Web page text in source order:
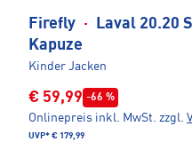
Firefly ·
Laval 20.20
Kapuze
Kinder Jacken
€ 59,99 -66 %
Onlinepreis inkl. MwSt. zzgl.
UVP* € 179,99